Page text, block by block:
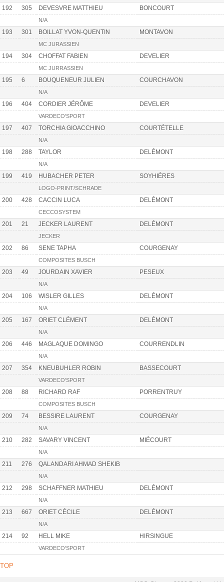
192 305 DEVESVRE MATTHIEU BONCOURT
N/A
193 301 BOILLAT YVON-QUENTIN MONTAVON
MC JURASSIEN
194 304 CHOFFAT FABIEN DEVELIER
MC JURRASSIEN
195 6 BOUQUENEUR JULIEN COURCHAVON
N/A
196 404 CORDIER JÉRÔME DEVELIER
VARDECO'SPORT
197 407 TORCHIA GIOACCHINO COURTÉTELLE
N/A
198 288 TAYLOR DELÉMONT
N/A
199 419 HUBACHER PETER SOYHIÉRES
LOGO-PRINT/SCHRADE
200 428 CACCIN LUCA DELÉMONT
CECCOSYSTEM
201 21 JECKER LAURENT DELÉMONT
JECKER
202 86 SENE TAPHA COURGENAY
COMPOSITES BUSCH
203 49 JOURDAIN XAVIER PESEUX
N/A
204 106 WISLER GILLES DELÉMONT
N/A
205 167 ORIET CLÉMENT DELÉMONT
N/A
206 446 MAGLAQUE DOMINGO COURRENDLIN
N/A
207 354 KNEUBUHLER ROBIN BASSECOURT
VARDECO'SPORT
208 88 RICHARD RAF PORRENTRUY
COMPOSITES BUSCH
209 74 BESSIRE LAURENT COURGENAY
N/A
210 282 SAVARY VINCENT MIÉCOURT
N/A
211 276 QALANDARI AHMAD SHEKIB
N/A
212 298 SCHAFFNER MATHIEU DELÉMONT
N/A
213 667 ORIET CÉCILE DELÉMONT
N/A
214 92 HELL MIKE HIRSINGUE
VARDECO'SPORT
TOP